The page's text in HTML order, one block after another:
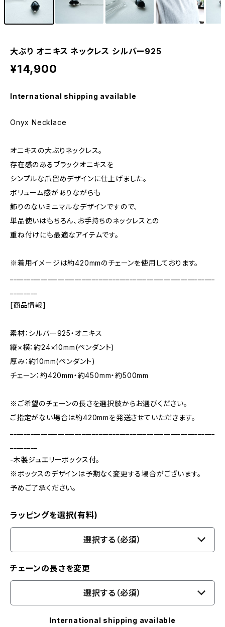
大ぶり オニキス ネックレス シルバー925
¥14,900
International shipping available
Onyx Necklace
オニキスの大ぶりネックレス。
存在感のあるブラックオニキスを
シンプルな爪留めデザインに仕上げました。
ボリューム感がありながらも
飾りのないミニマルなデザインですので、
単品使いはもちろん、お手持ちのネックレスとの
重ね付けにも最適なアイテムです。
※着用イメージは約420mmのチェーンを使用しております。
[商品情報]
素材：シルバー925・オニキス
縦×横：約24×10mm(ペンダント)
厚み：約10mm(ペンダント)
チェーン：約420mm・約450mm・約500mm
※ご希望のチェーンの長さを選択肢からお選びください。
ご指定がない場合は約420mmを発送させていただきます。
-木製ジュエリーボックス付。
※ボックスのデザインは予期なく変更する場合がございます。
予めご了承ください。
ラッピングを選択(有料)
選択する（必須）
チェーンの長さを変更
選択する（必須）
International shipping available